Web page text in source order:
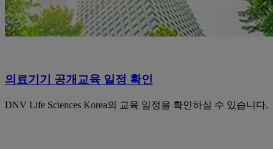
의료기기 공개교육 일정 확인
DNV Life Sciences Korea의 교육 일정을 확인하실 수 있습니다.